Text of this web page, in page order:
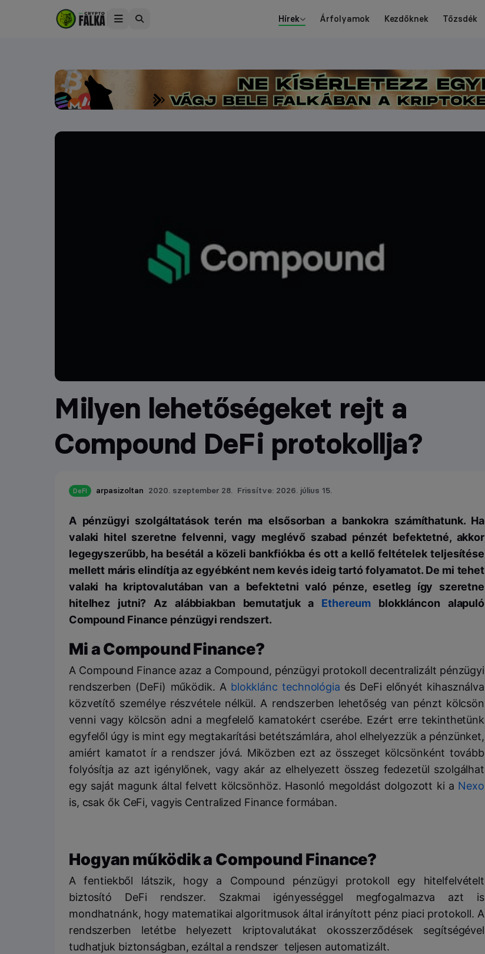
Hírek Árfolyamok Kezdőknek Tőzsdék
Milyen lehetőségeket rejt a
Compound DeFi protokollja?
DeFI arpasizoltan 2020. szeptember 28. Frissítve: 2026. július 15.
A pénzügyi szolgáltatások terén ma elsősorban a bankokra számíthatunk. Ha
valaki hitel szeretne felvenni, vagy meglévő szabad pénzét befektetné, akkor
legegyszerűbb, ha besétál a közeli bankfiókba és ott a kellő feltételek teljesítése
mellett máris elindítja az egyébként nem kevés ideig tartó folyamatot. De mi tehet
valaki ha kriptovalutában van a befektetni való pénze, esetleg így szeretne
hitelhez jutni? Az alábbiakban bemutatjuk a Ethereum blokkláncon alapuló
Compound Finance pénzügyi rendszert.
Mi a Compound Finance?
A Compound Finance azaz a Compound, pénzügyi protokoll decentralizált pénzügyi
rendszerben (DeFi) működik. A blokklánc technológia és DeFi előnyét kihasználva
közvetítő személye részvétele nélkül. A rendszerben lehetőség van pénzt kölcsön
venni vagy kölcsön adni a megfelelő kamatokért cserébe. Ezért erre tekinthetünk
egyfelől úgy is mint egy megtakarítási betétszámlára, ahol elhelyezzük a pénzünket,
amiért kamatot ír a rendszer jóvá. Miközben ezt az összeget kölcsönként tovább
folyósítja az azt igénylőnek, vagy akár az elhelyezett összeg fedezetül szolgálhat
egy saját magunk által felvett kölcsönhöz. Hasonló megoldást dolgozott ki a Nexo
is, csak ők CeFi, vagyis Centralized Finance formában.
Hogyan működik a Compound Finance?
A fentiekből látszik, hogy a Compound pénzügyi protokoll egy hitelfelvételt
biztosító DeFi rendszer. Szakmai igényességgel megfogalmazva azt is
mondhatnánk, hogy matematikai algoritmusok által irányított pénz piaci protokoll. A
rendszerben letétbe helyezett kriptovalutákat okosszerződések segítségével
tudhatjuk biztonságban, ezáltal a rendszer teljesen automatizált.